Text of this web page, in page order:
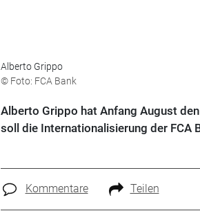
Alberto Grippo
© Foto: FCA Bank
Alberto Grippo hat Anfang August
soll die Internationalisierung der FCA
Kommentare Teilen